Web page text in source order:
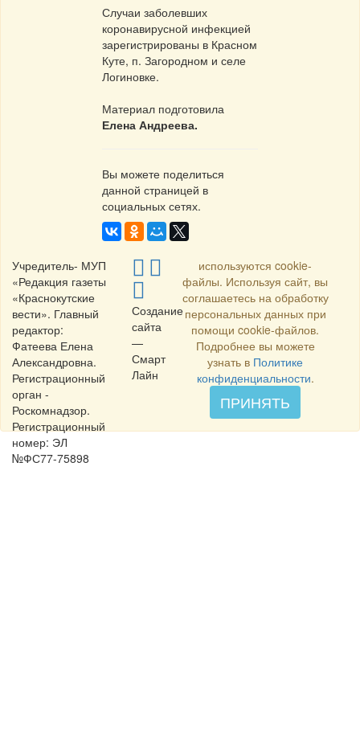
Случаи заболевших
коронавирусной инфекцией
зарегистрированы в Красном
Куте, п. Загородном и селе
Логиновке.
Материал подготовила
Елена Андреева.
Вы можете поделиться
данной страницей в
социальных сетях.
Учредитель- МУП
«Редакция газеты
«Краснокутские
вести». Главный
редактор:
Фатеева Елена
Александровна.
Регистрационный
орган -
Роскомнадзор.
Регистрационный
номер: ЭЛ
№ФС77-75898
Создание
сайта
—
Смарт
Лайн
используются cookie-
файлы. Используя сайт, вы
соглашаетесь на обработку
персональных данных при
помощи cookie-файлов.
Подробнее вы можете
узнать в Политике
конфиденциальности.
ПРИНЯТЬ